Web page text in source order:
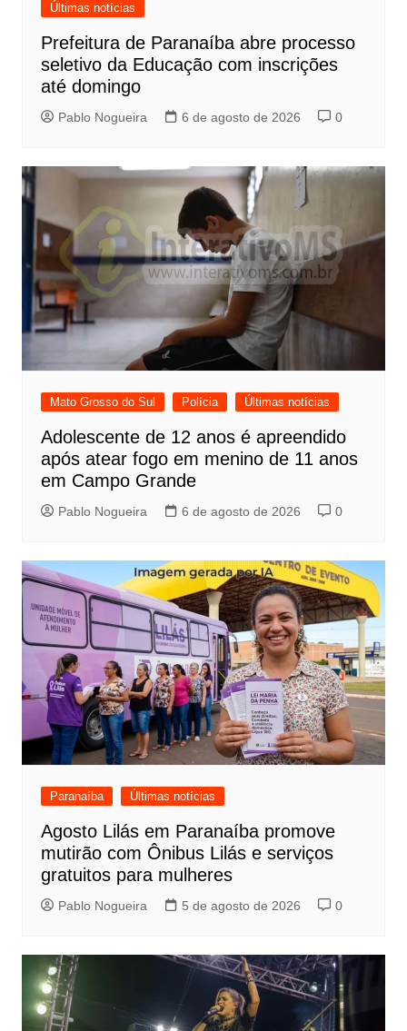
Últimas notícias
Prefeitura de Paranaíba abre processo
seletivo da Educação com inscrições
até domingo
Pablo Nogueira 6 de agosto de 2026 0
Mato Grosso do Sul Polícia Últimas notícias
Adolescente de 12 anos é apreendido
após atear fogo em menino de 11 anos
em Campo Grande
Pablo Nogueira 6 de agosto de 2026 0
Paranaíba Últimas notícias
Agosto Lilás em Paranaíba promove
mutirão com Ônibus Lilás e serviços
gratuitos para mulheres
Pablo Nogueira 5 de agosto de 2026 0